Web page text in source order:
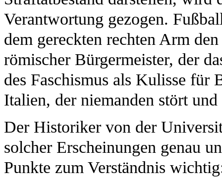
Verantwortung gezogen.
dem gereckten rechten Arm
römischer Bürgermeister, der
des Faschismus als Kulisse für
Italien, der niemanden stört
Der Historiker von der
solcher Erscheinungen genau
Punkte zum Verständnis